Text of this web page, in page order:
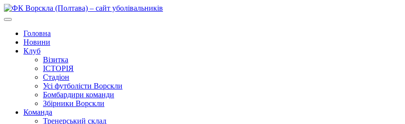
Головна
Новини
Клуб
Візитка
ІСТОРІЯ
Стадіон
Усі футболісти Ворскли
Бомбардири команди
Збірники Ворскли
Команда
Тренерський склад